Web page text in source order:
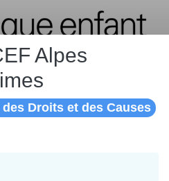
Alpes
des Droits et des Causes